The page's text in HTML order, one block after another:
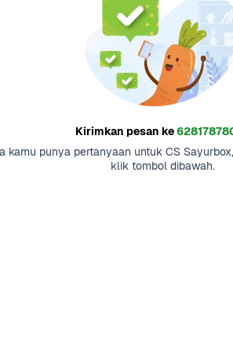
Kirimkan pesan ke
kamu punya pertanyaan untuk CS
klik tombol dibawah.